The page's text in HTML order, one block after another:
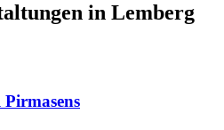
in Lemberg